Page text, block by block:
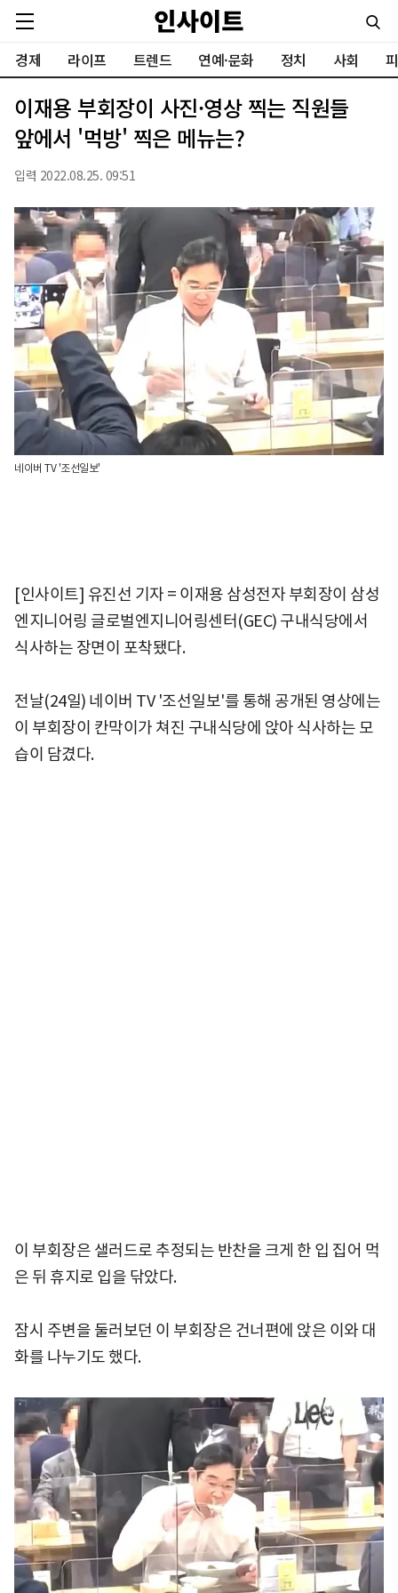
경제 라이프 트렌드 연예·문화 정치 사회
이재용 부회장이 사진·영상 찍는 직원들
앞에서 '먹방' 찍은 메뉴는?
입력 2022.08.25. 09:51
네이버 TV '조선일보'
[인사이트] 유진선 기자 = 이재용 삼성전자 부회장이 삼성
엔지니어링 글로벌엔지니어링센터(GEC) 구내식당에서
식사하는 장면이 포착됐다.
전날(24일) 네이버 TV '조선일보'를 통해 공개된 영상에는
이 부회장이 칸막이가 쳐진 구내식당에 앉아 식사하는 모
습이 담겼다.
이 부회장은 샐러드로 추정되는 반찬을 크게 한 입 집어 먹
은 뒤 휴지로 입을 닦았다.
잠시 주변을 둘러보던 이 부회장은 건너편에 앉은 이와 대
화를 나누기도 했다.